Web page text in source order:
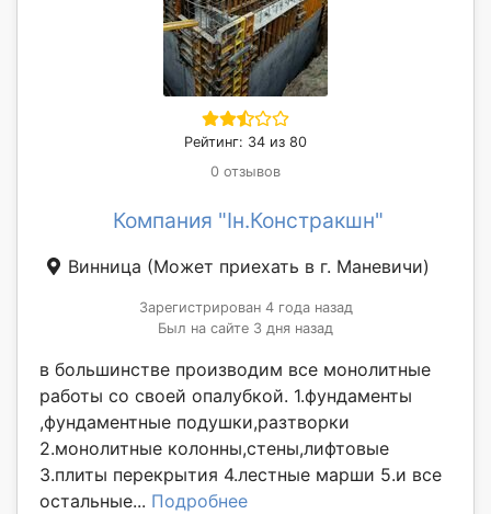
Рейтинг: 34 из 80
0 отзывов
Компания "Ін.Констракшн"
Винница (Может приехать в г. Маневичи)
Зарегистрирован 4 года назад
Был на сайте 3 дня назад
в большинстве производим все монолитные
работы со своей опалубкой. 1.фундаменты
,фундаментные подушки,разтворки
2.монолитные колонны,стены,лифтовые
3.плиты перекрытия 4.лестные марши 5.и все
остальные... Подробнее